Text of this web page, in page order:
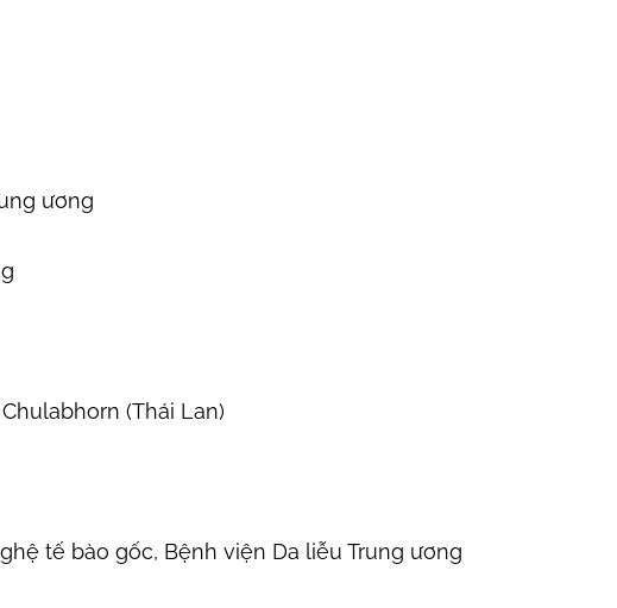
ương
(Thái Lan)
tế bào gốc, Bệnh viện Da liễu Trung ương